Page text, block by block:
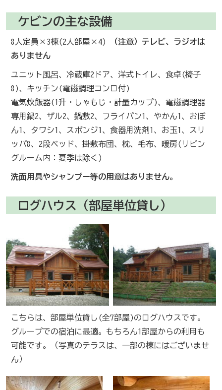
ケビンの主な設備
8人定員×3棟(2人部屋×4)
（注意）テレビ、ラジオは
ありません
ユニット風呂、冷蔵庫2ドア、洋式トイレ、食卓(椅子
8)、キッチン(電磁調理コンロ付)
電気炊飯器(1升・しゃもじ・計量カップ)、電磁調理器
専用鍋2、ザル2、鍋敷2、フライパン1、やかん1、おぼ
ん1、タワシ1、スポンジ1、食器用洗剤1、お玉1、スリ
ッパ8、2段ベッド、掛敷布団、枕、毛布、暖房(リビン
グルーム内：夏季は除く)
洗面用具やシャンプー等の用意はありません。
ログハウス（部屋単位貸し）
こちらは、部屋単位貸し(全7部屋)のログハウスです。
グループでの宿泊に最適。もちろん1部屋からの利用も
可能です。（写真のテラスは、一部の棟にはございませ
ん）